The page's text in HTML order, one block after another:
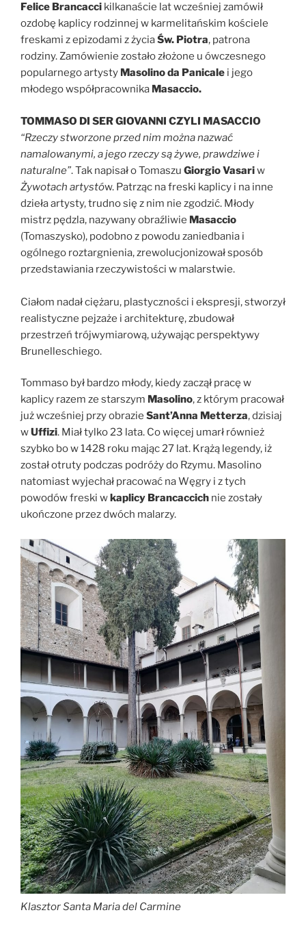
Felice Brancacci kilkanaście lat wcześniej zamówił
ozdobę kaplicy rodzinnej w karmelitańskim kościele
freskami z epizodami z życiaŚw. Piotra, patrona
rodziny. Zamówienie zostało złożone u ówczesnego
popularnego artysty Masolino da Panicale i jego
młodego współpracownika Masaccio.
TOMMASO DI SER GIOVANNI CZYLI MASACCIO
“Rzeczy stworzone przed nim można nazwać
namalowanymi, a jego rzeczy są żywe, prawdziwe i
naturalne”. Tak napisał o Tomaszu Giorgio Vasariw
Żywotach artystów. Patrząc na freski kaplicy i na inne
dzieła artysty, trudno się z nim nie zgodzić. Młody
mistrz pędzla, nazywany obraźliwie Masaccio
(Tomaszysko), podobno z powodu zaniedbania i
ogólnego roztargnienia, zrewolucjonizował sposób
przedstawiania rzeczywistości w malarstwie.
Ciałom nadał ciężaru, plastyczności i ekspresji, stworzył
realistyczne pejzaże i architekturę, zbudował
przestrzeń trójwymiarową, używając perspektywy
Brunelleschiego.
Tommaso był bardzo młody, kiedy zaczął pracę w
kaplicy razem ze starszym Masolino, z którym pracował
już wcześniej przy obrazie Sant’Anna Metterza, dzisiaj
wUffizi. Miał tylko 23 lata. Co więcej umarł również
szybko bo w 1428 roku mając 27 lat. Krążą legendy, iż
został otruty podczas podróży do Rzymu. Masolino
natomiast wyjechał pracować na Węgry i z tych
powodów freski wkaplicy Brancaccich nie zostały
ukończone przez dwóch malarzy.
Klasztor Santa Maria del Carmine